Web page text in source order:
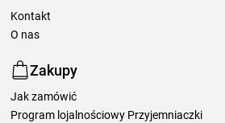
Kontakt
O nas
Zakupy
Jak zamówić
Program lojalnościowy Przyjemniaczki